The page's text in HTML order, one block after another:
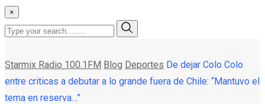
×
Starmix Radio 100.1FM Blog Deportes De dejar Colo Colo
entre criticas a debutar a lo grande fuera de Chile: “Mantuvo el
tema en reserva…”